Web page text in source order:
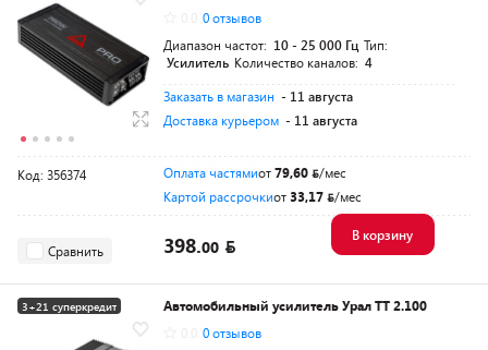
0 отзывов
Диапазон частот: 10 - 25 000 Гц Тип:
Усилитель Количество каналов: 4
Заказать в магазин - 11 августа
Доставка курьером - 11 августа
Код: 356374 Оплата частямиот79,60
/мес
Картой рассрочкиот33,17 /мес
Сравнить 398.00
В корзину
3+21 суперкредит
Автомобильный усилитель Урал TT 2.100
0 отзывов